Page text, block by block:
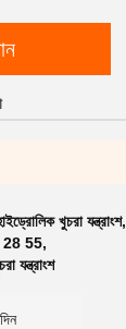
খুচরা যন্ত্রাংশ,
28 55,